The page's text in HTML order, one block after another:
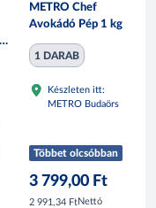
METRO Chef
Avokádó Pép 1 kg
1 DARAB
Készleten itt:
METRO Budaörs
Többet olcsóbban
3 799,00 Ft
2 991,34 FtNettó